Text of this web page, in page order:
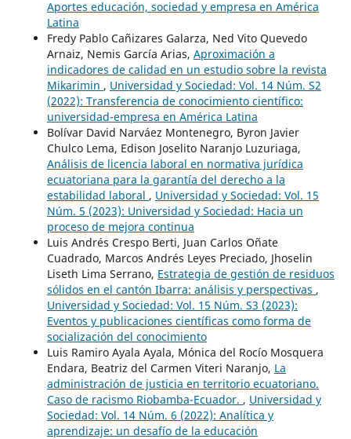
Aportes educación, sociedad y empresa en América
Latina
Fredy Pablo Cañizares Galarza, Ned Vito Quevedo
Arnaiz, Nemis García Arias, Aproximación a
indicadores de calidad en un estudio sobre la revista
Mikarimin , Universidad y Sociedad: Vol. 14 Núm. S2
(2022): Transferencia de conocimiento científico:
universidad-empresa en América Latina
Bolívar David Narváez Montenegro, Byron Javier
Chulco Lema, Edison Joselito Naranjo Luzuriaga,
Análisis de licencia laboral en normativa jurídica
ecuatoriana para la garantía del derecho a la
estabilidad laboral , Universidad y Sociedad: Vol. 15
Núm. 5 (2023): Universidad y Sociedad: Hacia un
proceso de mejora continua
Luis Andrés Crespo Berti, Juan Carlos Oñate
Cuadrado, Marcos Andrés Leyes Preciado, Jhoselin
Liseth Lima Serrano, Estrategia de gestión de residuos
sólidos en el cantón Ibarra: análisis y perspectivas ,
Universidad y Sociedad: Vol. 15 Núm. S3 (2023):
Eventos y publicaciones científicas como forma de
socialización del conocimiento
Luis Ramiro Ayala Ayala, Mónica del Rocío Mosquera
Endara, Beatriz del Carmen Viteri Naranjo, La
administración de justicia en territorio ecuatoriano.
Caso de racismo Riobamba-Ecuador. , Universidad y
Sociedad: Vol. 14 Núm. 6 (2022): Analítica y
aprendizaje: un desafío de la educación